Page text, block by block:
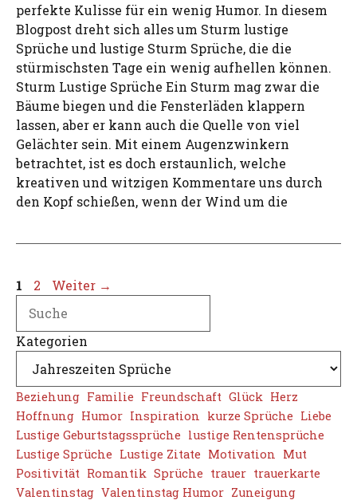
perfekte Kulisse für ein wenig Humor. In diesem
Blogpost dreht sich alles um Sturm lustige
Sprüche und lustige Sturm Sprüche, die die
stürmischsten Tage ein wenig aufhellen können.
Sturm Lustige Sprüche Ein Sturm mag zwar die
Bäume biegen und die Fensterläden klappern
lassen, aber er kann auch die Quelle von viel
Gelächter sein. Mit einem Augenzwinkern
betrachtet, ist es doch erstaunlich, welche
kreativen und witzigen Kommentare uns durch
den Kopf schießen, wenn der Wind um die
Seite
1 Seite
2 Weiter →
Kategorien
Beziehung Familie Freundschaft Glück Herz
Hoffnung Humor Inspiration kurze Sprüche Liebe
Lustige Geburtstagssprüche lustige Rentensprüche
Lustige Sprüche Lustige Zitate Motivation
Mut
Positivität Romantik Sprüche trauer trauerkarte
Valentinstag Valentinstag Humor Zuneigung